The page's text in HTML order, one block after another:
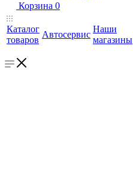
Корзина 0
Каталог
товаров
Автосервис
Наши
магазины